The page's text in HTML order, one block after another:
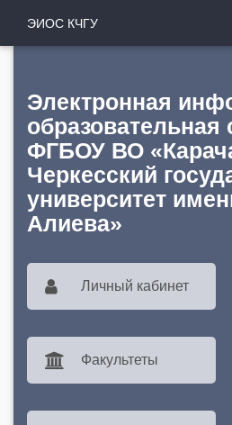
ЭИОС КЧГУ
Электронная
образовательная
ФГБОУ ВО
Черкесский
университет
Алиева»
Личный кабинет
Факультеты